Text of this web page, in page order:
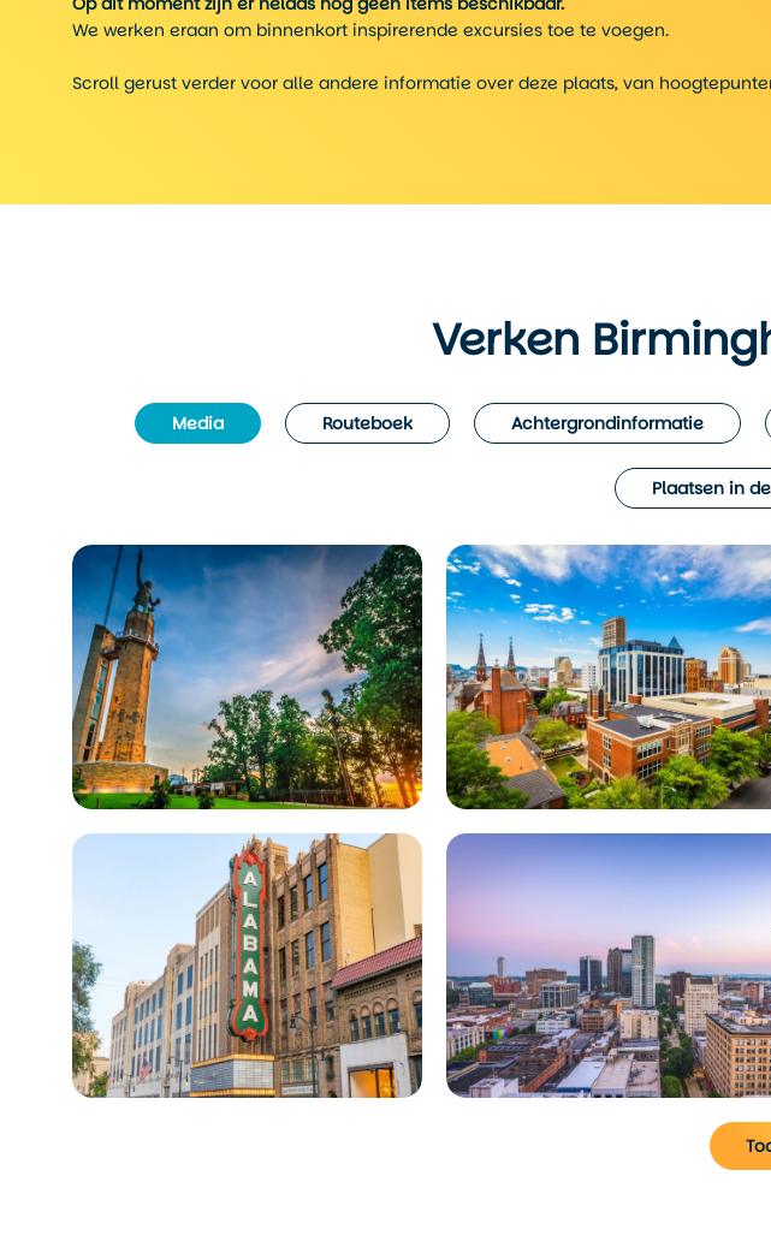
We werken eraan om binnenkort inspirerende excursies toe te voegen.
Scroll gerust verder voor alle andere informatie over deze plaats, van
Verken
Media Routeboek Achtergrondinformatie
Plaatsen in